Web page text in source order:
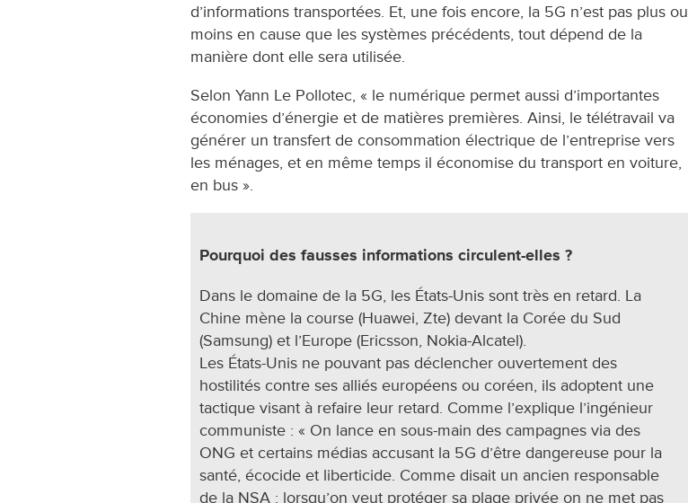
d’informations transportées. Et, une fois encore, la 5G n’est pas plus ou
moins en cause que les systèmes précédents, tout dépend de la
manière dont elle sera utilisée.
Selon Yann Le Pollotec, « le numérique permet aussi d’importantes
économies d’énergie et de matières premières. Ainsi, le télétravail va
générer un transfert de consommation électrique de l’entreprise vers
les ménages, et en même temps il économise du transport en voiture,
en bus ».
Pourquoi des fausses informations circulent-elles ?
Dans le domaine de la 5G, les États-Unis sont très en retard. La
Chine mène la course (Huawei, Zte) devant la Corée du Sud
(Samsung) et l’Europe (Ericsson, Nokia-Alcatel).
Les États-Unis ne pouvant pas déclencher ouvertement des
hostilités contre ses alliés européens ou coréen, ils adoptent une
tactique visant à refaire leur retard. Comme l’explique l’ingénieur
communiste : « On lance en sous-main des campagnes via des
ONG et certains médias accusant la 5G d’être dangereuse pour la
santé, écocide et liberticide. Comme disait un ancien responsable
de la NSA : lorsqu’on veut protéger sa plage privée on ne met pas